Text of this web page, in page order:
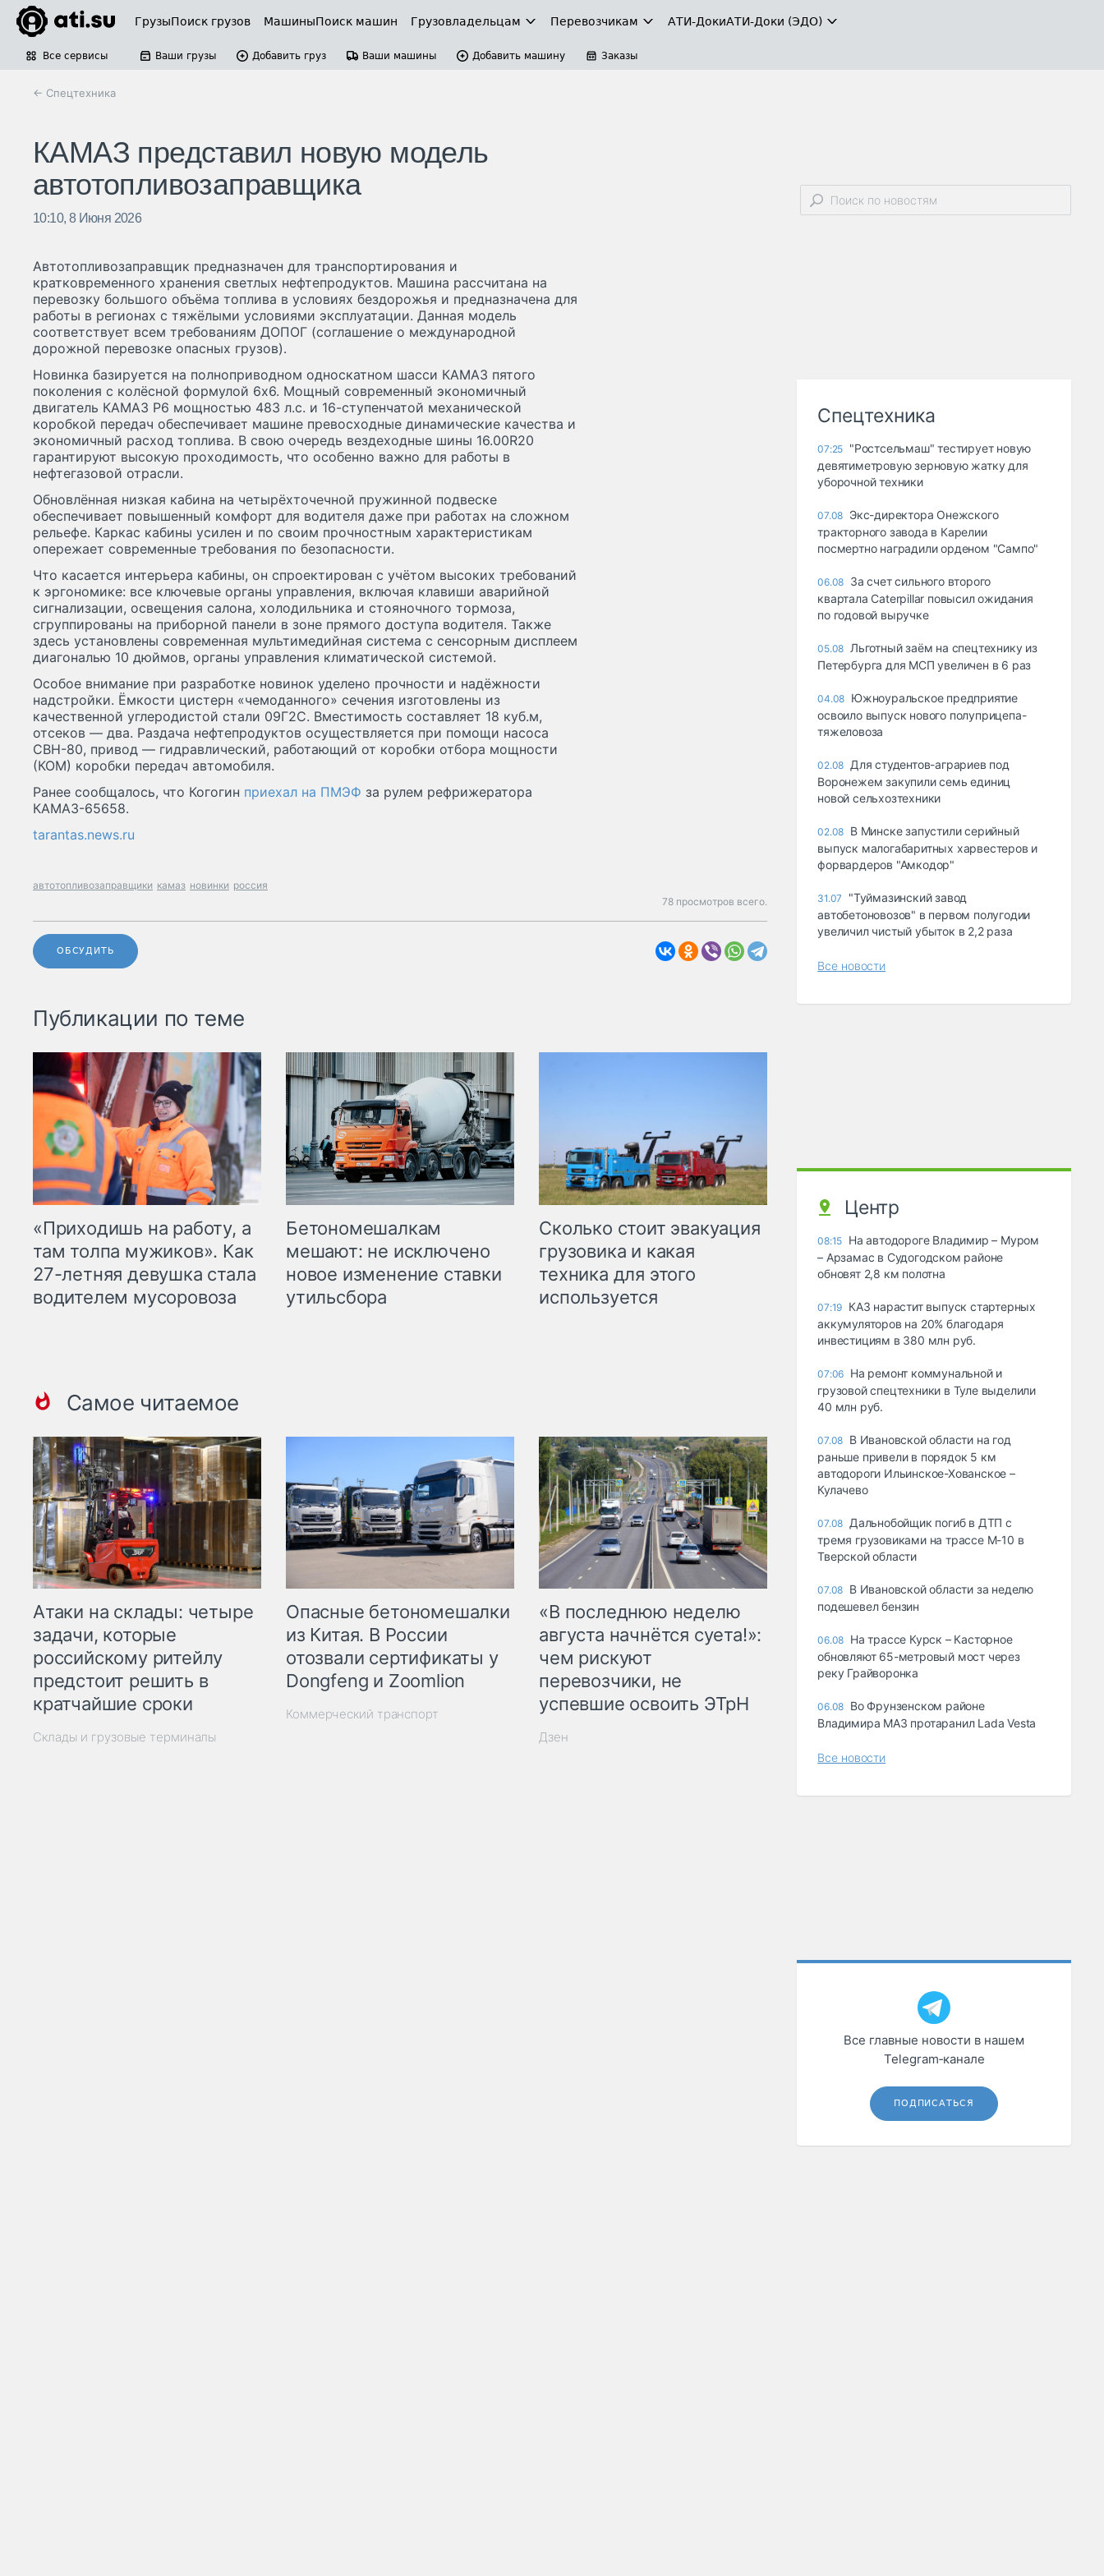
ГрузыПоиск грузов МашиныПоиск машин Грузовладельцам Перевозчикам АТИ-ДокиАТИ-Доки (ЭДО)
Все сервисы Ваши грузы Добавить груз Ваши машины Добавить машину Заказы
← Спецтехника
КАМАЗ представил новую модель
автотопливозаправщика
10:10, 8 Июня 2026
Автотопливозаправщик предназначен для транспортирования и
кратковременного хранения светлых нефтепродуктов. Машина рассчитана на
перевозку большого объёма топлива в условиях бездорожья и предназначена для
работы в регионах с тяжёлыми условиями эксплуатации. Данная модель
соответствует всем требованиям ДОПОГ (соглашение о международной
дорожной перевозке опасных грузов).
Новинка базируется на полноприводном односкатном шасси КАМАЗ пятого
поколения с колёсной формулой 6x6. Мощный современный экономичный
двигатель КАМАЗ Р6 мощностью 483 л.с. и 16-ступенчатой механической
коробкой передач обеспечивает машине превосходные динамические качества и
экономичный расход топлива. В свою очередь вездеходные шины 16.00R20
гарантируют высокую проходимость, что особенно важно для работы в
нефтегазовой отрасли.
Обновлённая низкая кабина на четырёхточечной пружинной подвеске
обеспечивает повышенный комфорт для водителя даже при работах на сложном
рельефе. Каркас кабины усилен и по своим прочностным характеристикам
опережает современные требования по безопасности.
Что касается интерьера кабины, он спроектирован с учётом высоких требований
к эргономике: все ключевые органы управления, включая клавиши аварийной
сигнализации, освещения салона, холодильника и стояночного тормоза,
сгруппированы на приборной панели в зоне прямого доступа водителя. Также
здесь установлены современная мультимедийная система с сенсорным дисплеем
диагональю 10 дюймов, органы управления климатической системой.
Особое внимание при разработке новинок уделено прочности и надёжности
надстройки. Ёмкости цистерн «чемоданного» сечения изготовлены из
качественной углеродистой стали 09Г2С. Вместимость составляет 18 куб.м,
отсеков — два. Раздача нефтепродуктов осуществляется при помощи насоса
СВН-80, привод — гидравлический, работающий от коробки отбора мощности
(КОМ) коробки передач автомобиля.
Ранее сообщалось, что Когогин приехал на ПМЭФ за рулем рефрижератора
КАМАЗ-65658.
tarantas.news.ru
автотопливозаправщики камаз новинки россия
78 просмотров всего.
ОБСУДИТЬ
Публикации по теме
«Приходишь на работу, а
там толпа мужиков». Как
27-летняя девушка стала
водителем мусоровоза
Бетономешалкам
мешают: не исключено
новое изменение ставки
утильсбора
Сколько стоит эвакуация
грузовика и какая
техника для этого
используется
Самое читаемое
Атаки на склады: четыре
задачи, которые
российскому ритейлу
предстоит решить в
кратчайшие сроки
Склады и грузовые терминалы
Опасные бетономешалки
из Китая. В России
отозвали сертификаты у
Dongfeng и Zoomlion
Коммерческий транспорт
«В последнюю неделю
августа начнётся суета!»:
чем рискуют
перевозчики, не
успевшие освоить ЭТрН
Дзен
Спецтехника
07:25 "Ростсельмаш" тестирует новую
девятиметровую зерновую жатку для
уборочной техники
07.08 Экс-директора Онежского
тракторного завода в Карелии
посмертно наградили орденом "Сампо"
06.08 За счет сильного второго
квартала Caterpillar повысил ожидания
по годовой выручке
05.08 Льготный заём на спецтехнику из
Петербурга для МСП увеличен в 6 раз
04.08 Южноуральское предприятие
освоило выпуск нового полуприцепа-
тяжеловоза
02.08 Для студентов-аграриев под
Воронежем закупили семь единиц
новой сельхозтехники
02.08 В Минске запустили серийный
выпуск малогабаритных харвестеров и
форвардеров "Амкодор"
31.07
"Туймазинский завод
автобетоновозов" в первом полугодии
увеличил чистый убыток в 2,2 раза
Все новости
Центр
08:15 На автодороге Владимир – Муром
– Арзамас в Судогодском районе
обновят 2,8 км полотна
07:19 КАЗ нарастит выпуск стартерных
аккумуляторов на 20% благодаря
инвестициям в 380 млн руб.
07:06 На ремонт коммунальной и
грузовой спецтехники в Туле выделили
40 млн руб.
07.08 В Ивановской области на год
раньше привели в порядок 5 км
автодороги Ильинское-Хованское –
Кулачево
07.08 Дальнобойщик погиб в ДТП с
тремя грузовиками на трассе М-10 в
Тверской области
07.08 В Ивановской области за неделю
подешевел бензин
06.08 На трассе Курск – Касторное
обновляют 65-метровый мост через
реку Грайворонка
06.08 Во Фрунзенском районе
Владимира МАЗ протаранил Lada Vesta
Все новости
Все главные новости в нашем
Telegram‑канале
ПОДПИСАТЬСЯ